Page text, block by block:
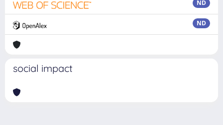
ND
ND
social impact